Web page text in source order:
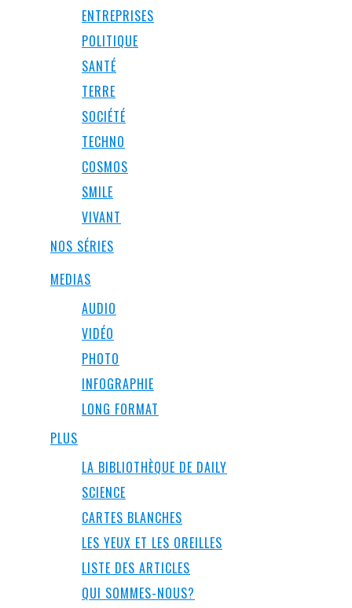
ENTREPRISES
POLITIQUE
SANTÉ
TERRE
SOCIÉTÉ
TECHNO
COSMOS
SMILE
VIVANT
NOS SÉRIES
MEDIAS
AUDIO
VIDÉO
PHOTO
INFOGRAPHIE
LONG FORMAT
PLUS
LA BIBLIOTHÈQUE DE DAILY
SCIENCE
CARTES BLANCHES
LES YEUX ET LES OREILLES
LISTE DES ARTICLES
QUI SOMMES-NOUS?